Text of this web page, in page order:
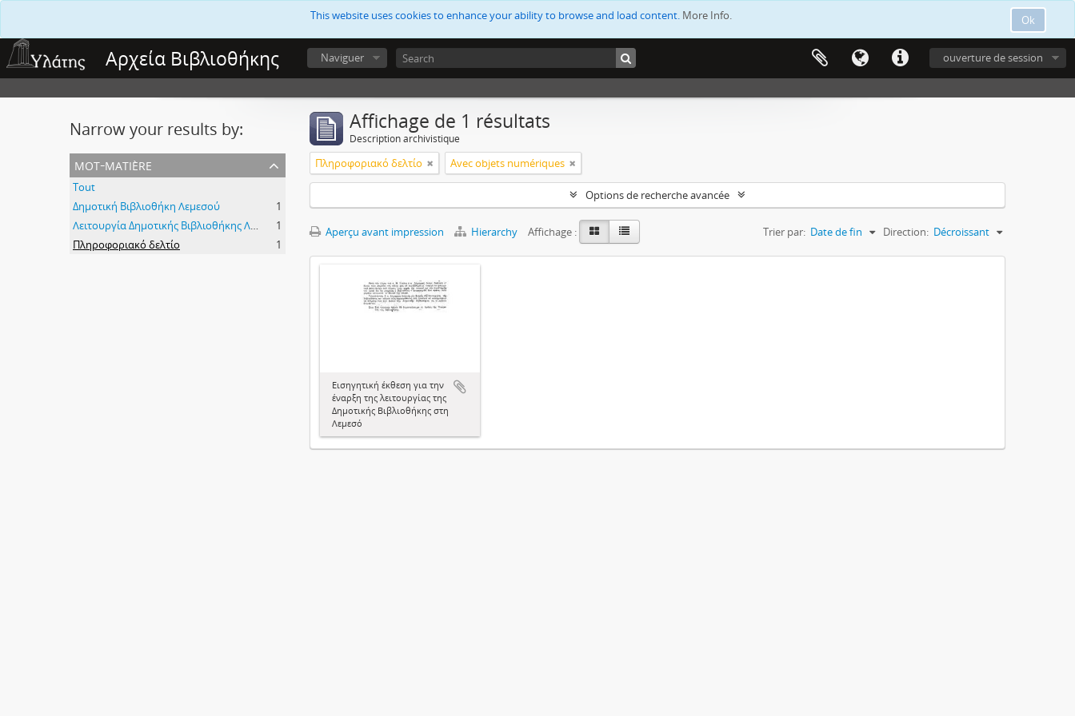
Ok
This website uses cookies to enhance your ability to browse and load content. More Info.
Αρχεία Βιβλιοθήκης ouverture de session
Naviguer
Narrow your results by:
mot-matière
Tout
Δημοτική Βιβλιοθήκη Λεμεσού
1
Λειτουργία Δημοτικής Βιβλιοθήκης Λεμεσού
1
Πληροφοριακό δελτίο
1
Affichage de 1 résultats
Description archivistique
Πληροφοριακό δελτίο Avec objets numériques
Options de recherche avancée
Aperçu avant impression Hierarchy Affichage : Trier par: Date de fin Direction: Décroissant
Εισηγητική έκθεση για την
έναρξη της λειτουργίας της
Δημοτικής Βιβλιοθήκης στη
Λεμεσό